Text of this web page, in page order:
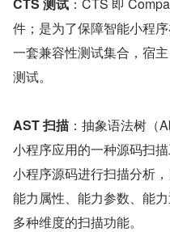
件；是为了保障智能小程
一套兼容性测试集合，宿
测试。
AST 扫描 ：抽象语法树（
小程序应用的一种源码扫
小程序源码进行扫描分析
能力属性、能力参数、能
多种维度的扫描功能。